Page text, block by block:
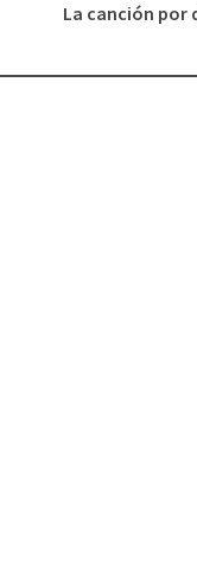
La canción por